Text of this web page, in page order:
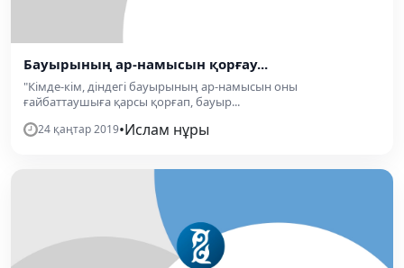
Бауырының ар-намысын қорғау...
"Кімде-кім, діндегі бауырының ар-намысын оны
ғайбаттаушыға қарсы қорғап, бауыр...
24 қаңтар 2019•Ислам нұры